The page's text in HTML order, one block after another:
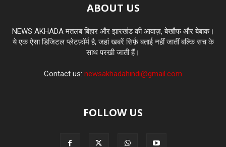
ABOUT US
NEWS AKHADA मतलब बिहार और झारखंड की आवाज़, बेखौफ और बेबाक।
ये एक ऐसा डिजिटल प्लेटफ़ॉर्म है, जहां खबरें सिर्फ़ बताई नहीं जातीं बल्कि सच के
साथ परखी जाती हैं।
Contact us: newsakhadahindi@gmail.com
FOLLOW US